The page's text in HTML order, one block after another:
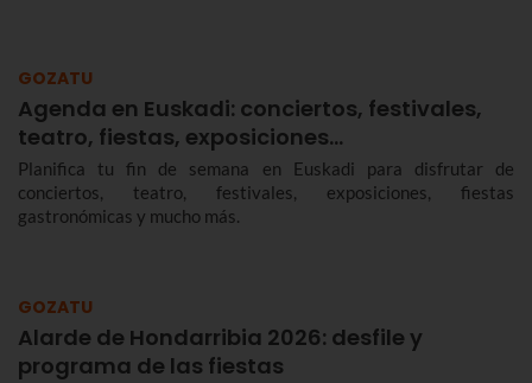
GOZATU
Agenda en Euskadi: conciertos, festivales,
teatro, fiestas, exposiciones…
Planifica tu fin de semana en Euskadi para disfrutar de
conciertos, teatro, festivales, exposiciones, fiestas
gastronómicas y mucho más.
GOZATU
Alarde de Hondarribia 2026: desfile y
programa de las fiestas